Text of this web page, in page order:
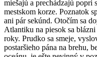
miešajú a prechádzajú popri
mestskom korze. Poznatok
ani pár sekúnd. Otočím sa
Atlantiku na piesok sa
roky. Prudko sa smeje,
postaršieho pána na brehu,